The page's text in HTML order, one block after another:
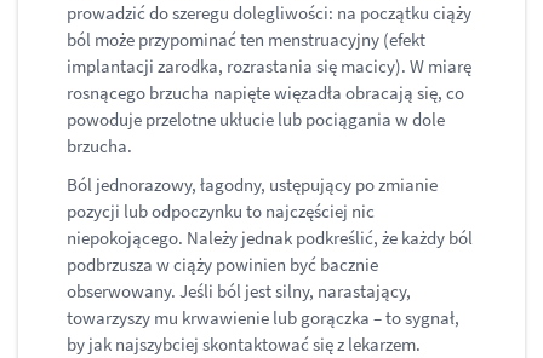
prowadzić do szeregu dolegliwości: na początku ciąży
ból może przypominać ten menstruacyjny (efekt
implantacji zarodka, rozrastania się macicy). W miarę
rosnącego brzucha napięte więzadła obracają się, co
powoduje przelotne ukłucie lub pociągania w dole
brzucha.
Ból jednorazowy, łagodny, ustępujący po zmianie
pozycji lub odpoczynku to najczęściej nic
niepokojącego. Należy jednak podkreślić, że każdy ból
podbrzusza w ciąży powinien być bacznie
obserwowany. Jeśli ból jest silny, narastający,
towarzyszy mu krwawienie lub gorączka – to sygnał,
by jak najszybciej skontaktować się z lekarzem.